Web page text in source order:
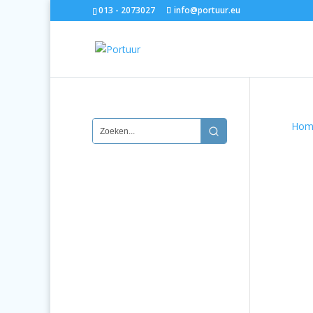
013 - 2073027 info@portuur.eu